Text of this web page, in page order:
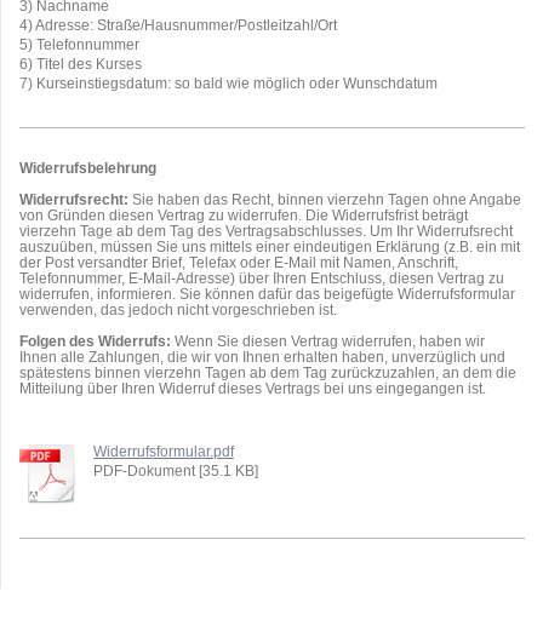
3) Nachname
4) Adresse: Straße/Hausnummer/Postleitzahl/Ort
5) Telefonnummer
6) Titel des Kurses
7) Kurseinstiegsdatum: so bald wie möglich oder Wunschdatum
Widerrufsbelehrung
Widerrufsrecht: Sie haben das Recht, binnen vierzehn Tagen ohne Angabe
von Gründen diesen Vertrag zu widerrufen. Die Widerrufsfrist beträgt
vierzehn Tage ab dem Tag des Vertragsabschlusses. Um Ihr Widerrufsrecht
auszuüben, müssen Sie uns mittels einer eindeutigen Erklärung (z.B. ein mit
der Post versandter Brief, Telefax oder E-Mail mit Namen, Anschrift,
Telefonnummer, E-Mail-Adresse) über Ihren Entschluss, diesen Vertrag zu
widerrufen, informieren. Sie können dafür das beigefügte Widerrufsformular
verwenden, das jedoch nicht vorgeschrieben ist.
Folgen des Widerrufs: Wenn Sie diesen Vertrag widerrufen, haben wir
Ihnen alle Zahlungen, die wir von Ihnen erhalten haben, unverzüglich und
spätestens binnen vierzehn Tagen ab dem Tag zurückzuzahlen, an dem die
Mitteilung über Ihren Widerruf dieses Vertrags bei uns eingegangen ist.
Widerrufsformular.pdf
PDF-Dokument [35.1 KB]